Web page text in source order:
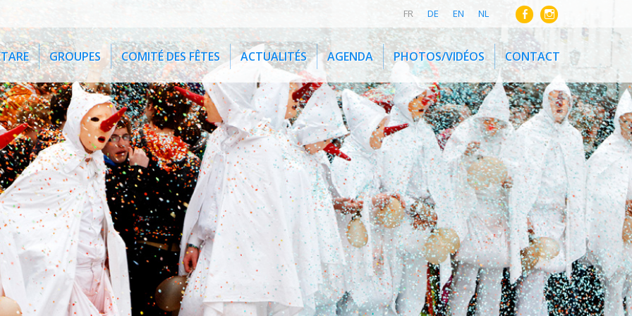
FR DE EN NL
GROUPES COMITÉ DES FÊTES ACTUALITÉS AGENDA PHOTOS/VIDÉOS CONTACT